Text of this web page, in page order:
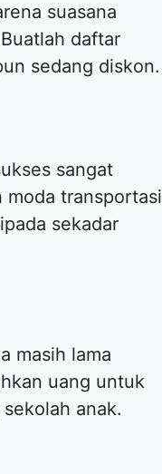
suasana
daftar
sedang diskon.
sangat
moda transportasi
sekadar
masih lama
uang untuk
anak.